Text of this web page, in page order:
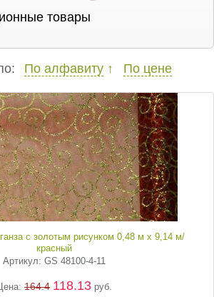
товары
По алфавиту По цене
с золотым рисунком 0,48 м х 9,14 м/
красный
Артикул: GS 48100-4-11
164.4 118.13 руб.